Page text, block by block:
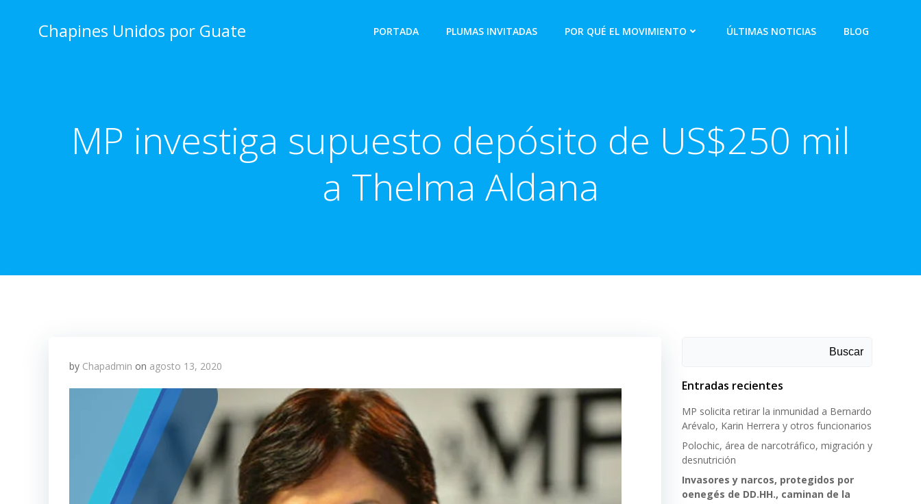
Chapines Unidos por Guate PORTADA PLUMAS INVITADAS POR QUÉ EL MOVIMIENTO ÚLTIMAS NOTICIAS BLOG
MP investiga supuesto depósito de US$250 mil
a Thelma Aldana
by Chapadmin on agosto 13, 2020
Buscar
Entradas recientes
MP solicita retirar la inmunidad a Bernardo
Arévalo, Karin Herrera y otros funcionarios
Polochic, área de narcotráfico, migración y
desnutrición
Invasores y narcos, protegidos por
oenegés de DD.HH., caminan de la